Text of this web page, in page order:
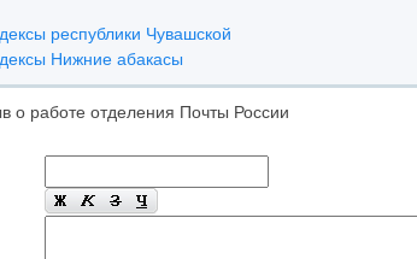
республики Чувашской
Нижние абакасы
о работе отделения Почты России